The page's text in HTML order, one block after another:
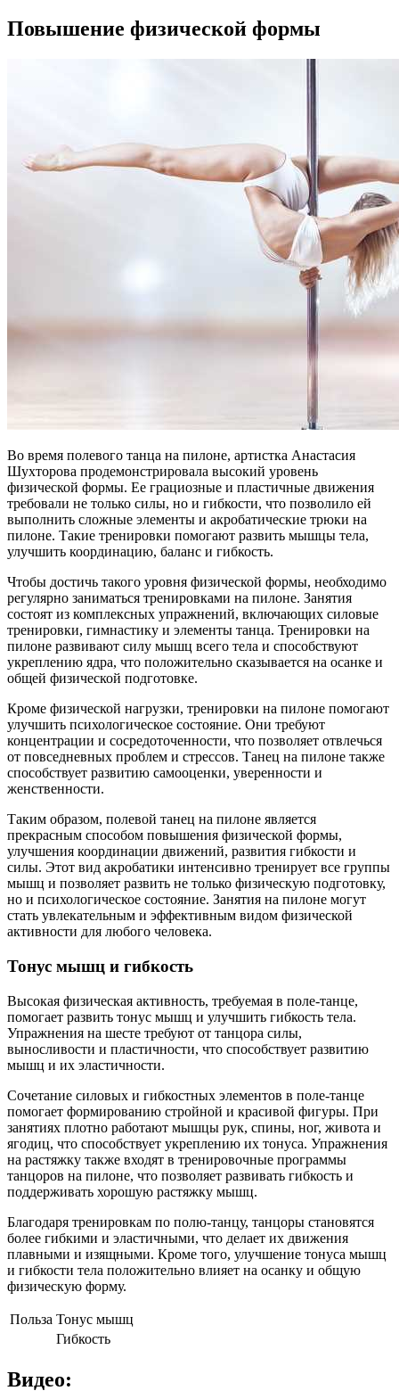
Повышение физической формы
Во время полевого танца на пилоне, артистка Анастасия
Шухторова продемонстрировала высокий уровень
физической формы. Ее грациозные и пластичные движения
требовали не только силы, но и гибкости, что позволило ей
выполнить сложные элементы и акробатические трюки на
пилоне. Такие тренировки помогают развить мышцы тела,
улучшить координацию, баланс и гибкость.
Чтобы достичь такого уровня физической формы, необходимо
регулярно заниматься тренировками на пилоне. Занятия
состоят из комплексных упражнений, включающих силовые
тренировки, гимнастику и элементы танца. Тренировки на
пилоне развивают силу мышц всего тела и способствуют
укреплению ядра, что положительно сказывается на осанке и
общей физической подготовке.
Кроме физической нагрузки, тренировки на пилоне помогают
улучшить психологическое состояние. Они требуют
концентрации и сосредоточенности, что позволяет отвлечься
от повседневных проблем и стрессов. Танец на пилоне также
способствует развитию самооценки, уверенности и
женственности.
Таким образом, полевой танец на пилоне является
прекрасным способом повышения физической формы,
улучшения координации движений, развития гибкости и
силы. Этот вид акробатики интенсивно тренирует все группы
мышц и позволяет развить не только физическую подготовку,
но и психологическое состояние. Занятия на пилоне могут
стать увлекательным и эффективным видом физической
активности для любого человека.
Тонус мышц и гибкость
Высокая физическая активность, требуемая в поле-танце,
помогает развить тонус мышц и улучшить гибкость тела.
Упражнения на шесте требуют от танцора силы,
выносливости и пластичности, что способствует развитию
мышц и их эластичности.
Сочетание силовых и гибкостных элементов в поле-танце
помогает формированию стройной и красивой фигуры. При
занятиях плотно работают мышцы рук, спины, ног, живота и
ягодиц, что способствует укреплению их тонуса. Упражнения
на растяжку также входят в тренировочные программы
танцоров на пилоне, что позволяет развивать гибкость и
поддерживать хорошую растяжку мышц.
Благодаря тренировкам по полю-танцу, танцоры становятся
более гибкими и эластичными, что делает их движения
плавными и изящными. Кроме того, улучшение тонуса мышц
и гибкости тела положительно влияет на осанку и общую
физическую форму.
Польза Тонус мышц
Гибкость
Видео: